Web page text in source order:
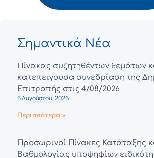
Σημαντικά Νέα
Πίνακας συζητηθέντων θεμάτων
κατεπειγουσα συνεδρίαση της
Επιτροπής στις 4/08/2026
6 Αυγούστου, 2026
Περισσότερα »
Προσωρινοί Πίνακες Κατάταξης
Βαθμολογίας υποψηφίων